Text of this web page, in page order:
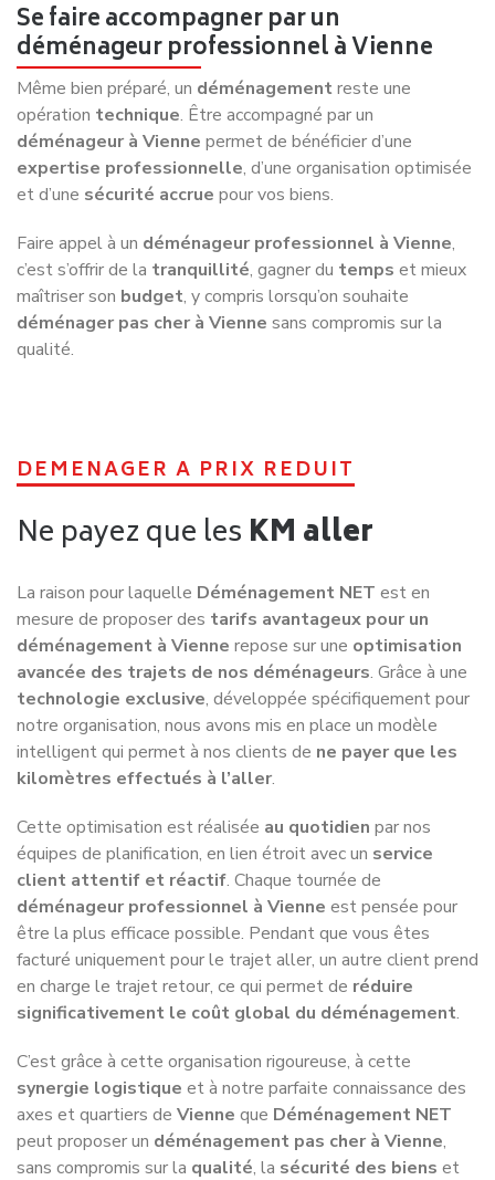
Se faire accompagner par un
déménageur professionnel à Vienne
Même bien préparé, un déménagementreste une
opération technique. Être accompagné par un
déménageur à Vienne permet de bénéficier d’une
expertise professionnelle, d’une organisation optimisée
et d’une sécurité accrue pour vos biens.
Faire appel à un déménageur professionnel à Vienne,
c’est s’offrir de la tranquillité, gagner du temps et mieux
maîtriser son budget, y compris lorsqu’on souhaite
déménager pas cher à Vienne sans compromis sur la
qualité.
DEMENAGER A PRIX REDUIT
Ne payez que les KM aller
La raison pour laquelle Déménagement NET est en
mesure de proposer des tarifs avantageux pour un
déménagement à Vienne repose sur une optimisation
avancée des trajets de nos déménageurs. Grâce à une
technologie exclusive, développée spécifiquement pour
notre organisation, nous avons mis en place un modèle
intelligent qui permet à nos clients de ne payer que les
kilomètres effectués à l’aller.
Cette optimisation est réalisée au quotidien par nos
équipes de planification, en lien étroit avec un service
client attentif et réactif. Chaque tournée de
déménageur professionnel à Vienne est pensée pour
être la plus efficace possible. Pendant que vous êtes
facturé uniquement pour le trajet aller, un autre client prend
en charge le trajet retour, ce qui permet de réduire
significativement le coût global du déménagement.
C’est grâce à cette organisation rigoureuse, à cette
synergie logistique et à notre parfaite connaissance des
axes et quartiers de Vienne que Déménagement NET
peut proposer un déménagement pas cher à Vienne,
sans compromis sur la qualité, la sécurité des biens et